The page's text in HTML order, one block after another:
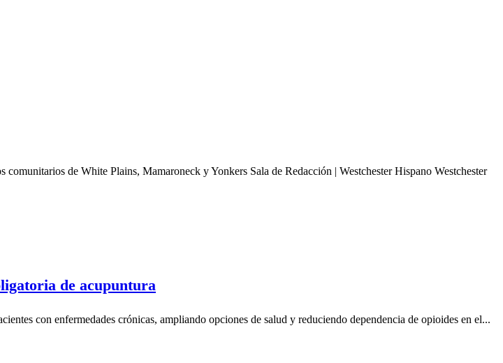
de White Plains, Mamaroneck y Yonkers Sala de Redacción | Westchester Hispano Westchester
de acupuntura
con enfermedades crónicas, ampliando opciones de salud y reduciendo dependencia de opioides en el...